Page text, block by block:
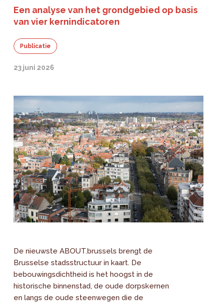
Een analyse van het grondgebied op basis
van vier kernindicatoren
Publicatie
23 juni 2026
De nieuwste ABOUT.brussels brengt de
Brusselse stadsstructuur in kaart. De
bebouwingsdichtheid is het hoogst in de
historische binnenstad, de oude dorpskernen
en langs de oude steenwegen die de